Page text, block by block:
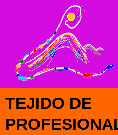
TEJIDO DE